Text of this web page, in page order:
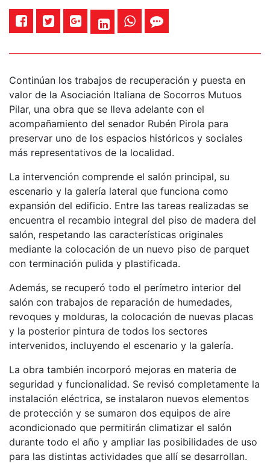
Continúan los trabajos de recuperación y puesta en
valor de la Asociación Italiana de Socorros Mutuos
Pilar, una obra que se lleva adelante con el
acompañamiento del senador Rubén Pirola para
preservar uno de los espacios históricos y sociales
más representativos de la localidad.
La intervención comprende el salón principal, su
escenario y la galería lateral que funciona como
expansión del edificio. Entre las tareas realizadas se
encuentra el recambio integral del piso de madera del
salón, respetando las características originales
mediante la colocación de un nuevo piso de parquet
con terminación pulida y plastificada.
Además, se recuperó todo el perímetro interior del
salón con trabajos de reparación de humedades,
revoques y molduras, la colocación de nuevas placas
y la posterior pintura de todos los sectores
intervenidos, incluyendo el escenario y la galería.
La obra también incorporó mejoras en materia de
seguridad y funcionalidad. Se revisó completamente la
instalación eléctrica, se instalaron nuevos elementos
de protección y se sumaron dos equipos de aire
acondicionado que permitirán climatizar el salón
durante todo el año y ampliar las posibilidades de uso
para las distintas actividades que allí se desarrollan.